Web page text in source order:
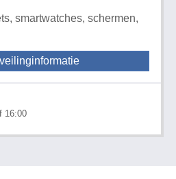
smartwatches, schermen,
16:00